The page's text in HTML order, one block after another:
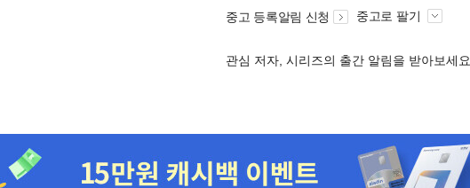
중고 등록알림 신청 중고로 팔기
관심 저자, 시리즈의 출간 알림을 받아보세요